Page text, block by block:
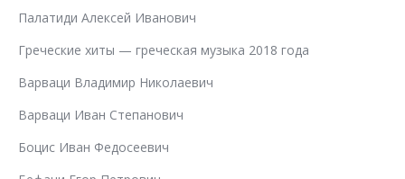
Палатиди Алексей Иванович
Греческие хиты — греческая музыка 2018 года
Варваци Владимир Николаевич
Варваци Иван Степанович
Боцис Иван Федосеевич